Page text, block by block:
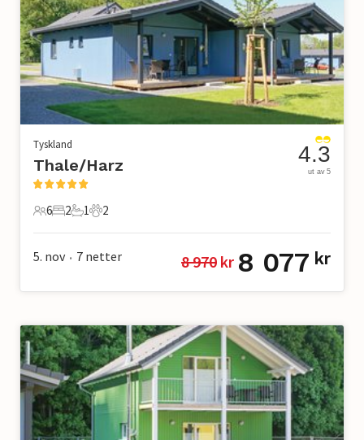
Tyskland
Thale/Harz
6 Gjester
6
2 Soverom
2
1 Bad
1
2 Kjæledyr
2
4.3
ut av 5
5. nov • 7 netter 8 970 kr 8 077 kr